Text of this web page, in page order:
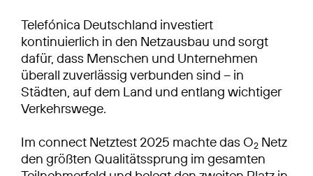
Telefónica Deutschland investiert
kontinuierlich in den Netzausbau und sorgt
dafür, dass Menschen und Unternehmen
überall zuverlässig verbunden sind – in
Städten, auf dem Land und entlang wichtiger
Verkehrswege.
Im connect Netztest 2025 machte das O2 Netz
den größten Qualitätssprung im gesamten